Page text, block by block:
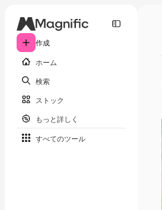
作成
ホーム
検索
ストック
もっと詳しく
すべてのツール